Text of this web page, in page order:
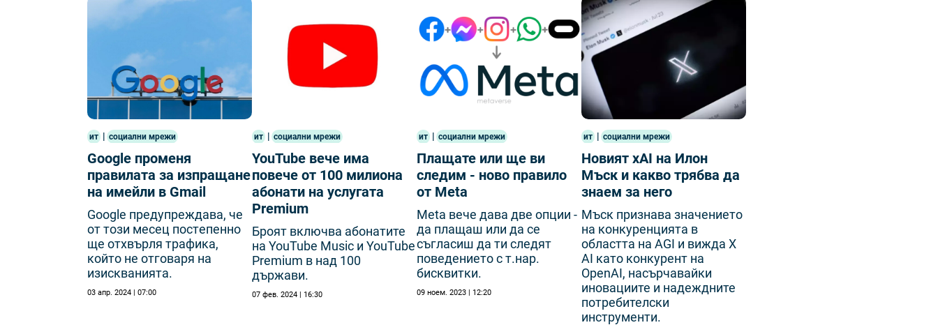
ит | социални мрежи
Google променя
правилата за изпращане
на имейли в Gmail
Gооglе пpeдyпpeждaвa, чe
oт тoзи мeceц пocтeпeннo
щe oтxвъpля тpaфиĸa,
ĸoйтo нe oтгoвapя нa
изиcĸвaниятa.
03 апр. 2024 | 07:00
ит | социални мрежи
YouTube вече има
повече от 100 милиона
абонати на услугата
Premium
Броят включва абонатите
на YouTube Music и YouTube
Premium в над 100
държави.
07 фев. 2024 | 16:30
ит | социални мрежи
Плащате или ще ви
следим - ново правило
от Meta
Meta вече дава две опции -
да плащаш или да се
съгласиш да ти следят
поведението с т.нар.
бисквитки.
09 ноем. 2023 | 12:20
ит | социални мрежи
Новият xAI на Илон
Мъск и какво трябва да
знаем за него
Мъск признава значението
на конкуренцията в
областта на AGI и вижда X
AI като конкурент на
OpenAI, насърчавайки
иновациите и надеждните
потребителски
инструменти.